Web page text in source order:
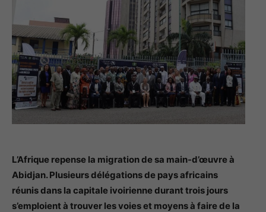
L’Afrique repense la migration de sa main-d’œuvre à
Abidjan. Plusieurs délégations de pays africains
réunis dans la capitale ivoirienne durant trois jours
s’emploient à trouver les voies et moyens à faire de la